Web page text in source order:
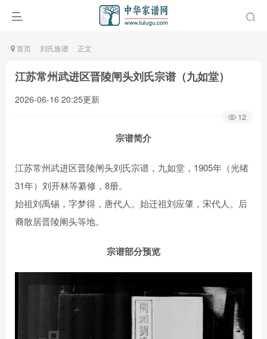
首页 刘氏族谱 正文
江苏常州武进区晋陵闸头刘氏宗谱（九如堂）
2026-06-16 20:25更新
12
宗谱简介
江苏常州武进区晋陵闸头刘氏宗谱，九如堂，1905年（光绪
31年）刘开林等纂修，8册。
始祖刘禹锡，字梦得，唐代人。始迁祖刘应肇，宋代人。后
裔散居晋陵阐头等地。
宗谱部分预览